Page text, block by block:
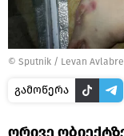
© Sputnik / Levan
გამოწერა
ორივე